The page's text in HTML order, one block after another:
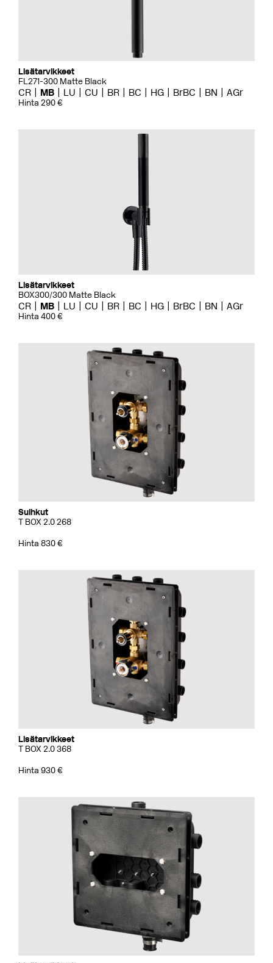
Lisätarvikkeet
FL271-300 Matte Black
CR MB LU CU BR BC HG BrBC BN AGr
Hinta 290 €
Lisätarvikkeet
BOX300/300 Matte Black
CR MB LU CU BR BC HG BrBC BN AGr
Hinta 400 €
Suihkut
T BOX 2.0 268
Hinta 830 €
Lisätarvikkeet
T BOX 2.0 368
Hinta 930 €